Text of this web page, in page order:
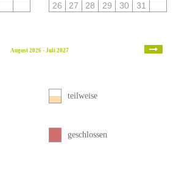
26
27 28 29 30 31
August 2026 - Juli 2027
teilweise
geschlossen